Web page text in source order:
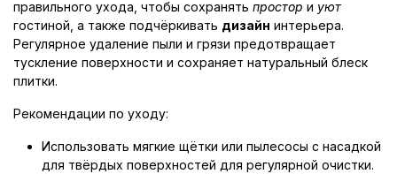
правильного ухода, чтобы сохранять простор и уют
гостиной, а также подчёркивать дизайн интерьера.
Регулярное удаление пыли и грязи предотвращает
тускление поверхности и сохраняет натуральный блеск
плитки.
Рекомендации по уходу:
Использовать мягкие щётки или пылесосы с насадкой
для твёрдых поверхностей для регулярной очистки.